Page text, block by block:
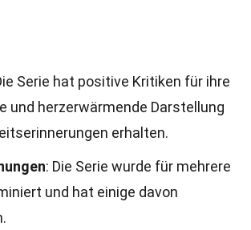
Serie hat positive Kritiken für ihre
und herzerwärmende Darstellung
erhalten.
: Die Serie wurde für mehrere
und hat einige davon